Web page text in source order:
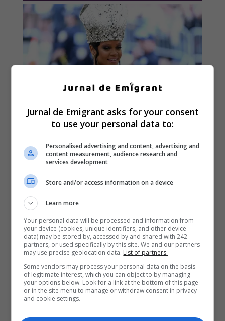
Jurnal de Emigrant asks for your consent
to use your personal data to:
Personalised advertising and content, advertising and
content measurement, audience research and
services development
Store and/or access information on a device
Learn more
Your personal data will be processed and information from
your device (cookies, unique identifiers, and other device
data) may be stored by, accessed by and shared with 242
partners, or used specifically by this site. We and our partners
may use precise geolocation data. List of partners.
Some vendors may process your personal data on the basis
of legitimate interest, which you can object to by managing
your options below. Look for a link at the bottom of this page
or in the site menu to manage or withdraw consent in privacy
and cookie settings.